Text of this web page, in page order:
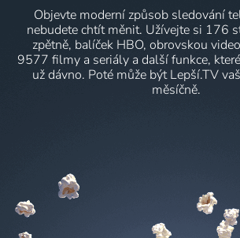
Objevte moderní způsob sledování
nebudete chtít měnit. Užívejte si 176
zpětně, balíček HBO, obrovskou
9577 filmy a seriály a další funkce,
už dávno. Poté může být Lepší.TV
měsíčně.